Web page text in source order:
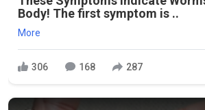
Body! The first symptom is ..
More
306 168 287